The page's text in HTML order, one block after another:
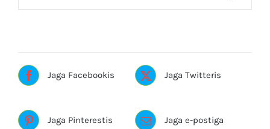
Jaga Facebookis Jaga Twitteris
Jaga Pinterestis Jaga e-postiga